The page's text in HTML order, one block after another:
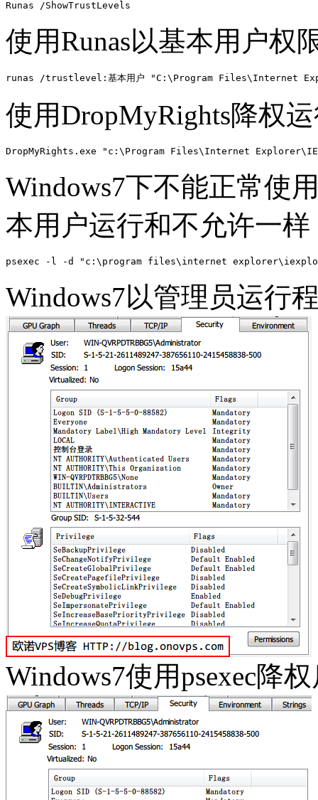
Runas /ShowTrustLevels
使用Runas以基本用户权
runas /trustlevel:基本用户 "C:\Program Files\Internet
使用DropMyRights降权
DropMyRights.exe "c:\Program Files\Internet
Windows7下不能正常使
本用户运行和不允许一样
psexec -l -d "c:\program files\internet
Windows7以管理员运行
Windows7使用psexec降